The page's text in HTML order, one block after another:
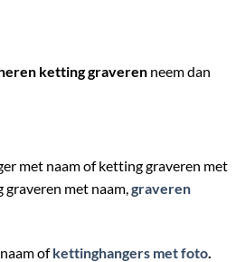
ketting graveren neem dan
met naam of ketting graveren met
met naam,graveren
ofkettinghangers met foto.